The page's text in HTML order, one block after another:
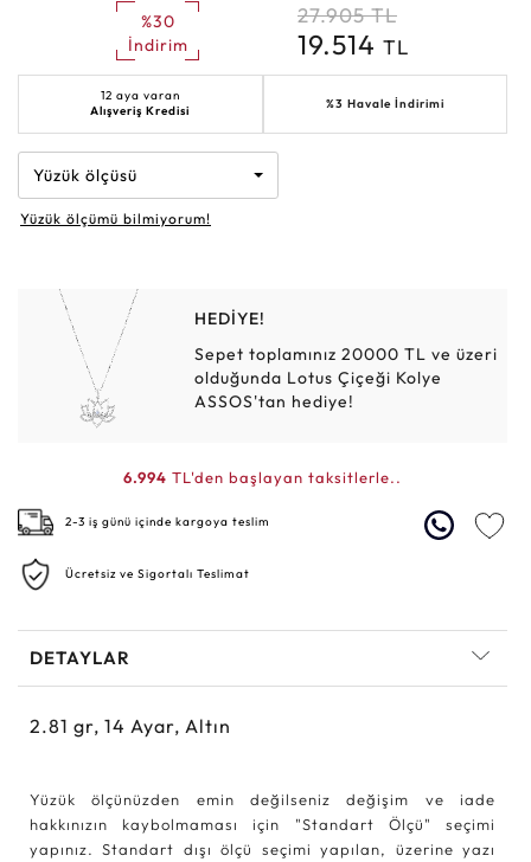
%30
İndirim
27.905 TL
19.514 TL
12 aya varan
Alışveriş Kredisi
%3 Havale İndirimi
Yüzük ölçüsü
Yüzük ölçümü bilmiyorum!
HEDİYE!
Sepet toplamınız 20000 TL ve üzeri
olduğunda Lotus Çiçeği Kolye
ASSOS'tan hediye!
6.994 TL'den başlayan taksitlerle..
2-3 iş günü içinde kargoya teslim
Ücretsiz ve Sigortalı Teslimat
DETAYLAR
2.81 gr, 14 Ayar, Altın
Yüzük ölçünüzden emin değilseniz değişim ve iade
hakkınızın kaybolmaması için "Standart Ölçü" seçimi
yapınız. Standart dışı ölçü seçimi yapılan, üzerine yazı